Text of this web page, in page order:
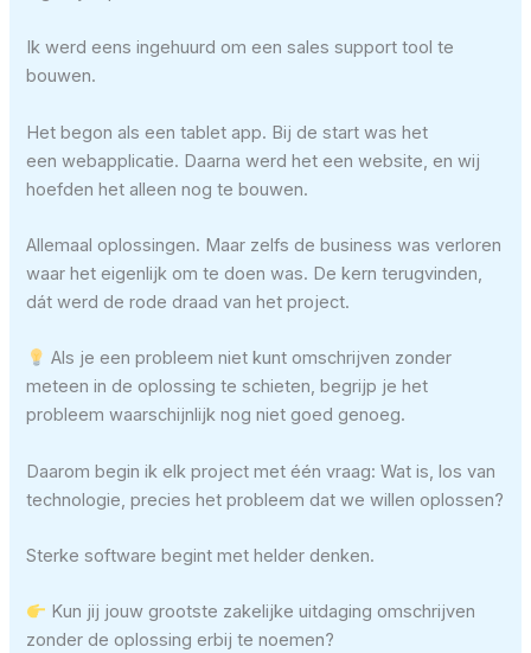
Ik werd eens ingehuurd om een sales support tool te
bouwen.
Het begon als een tablet app. Bij de start was het
een webapplicatie. Daarna werd het een website, en wij
hoefden het alleen nog te bouwen.
Allemaal oplossingen. Maar zelfs de business was verloren
waar het eigenlijk om te doen was. De kern terugvinden,
dát werd de rode draad van het project.
Als je een probleem niet kunt omschrijven zonder
meteen in de oplossing te schieten, begrijp je het
probleem waarschijnlijk nog niet goed genoeg.
Daarom begin ik elk project met één vraag: Wat is, los van
technologie, precies het probleem dat we willen oplossen?
Sterke software begint met helder denken.
Kun jij jouw grootste zakelijke uitdaging omschrijven
zonder de oplossing erbij te noemen?